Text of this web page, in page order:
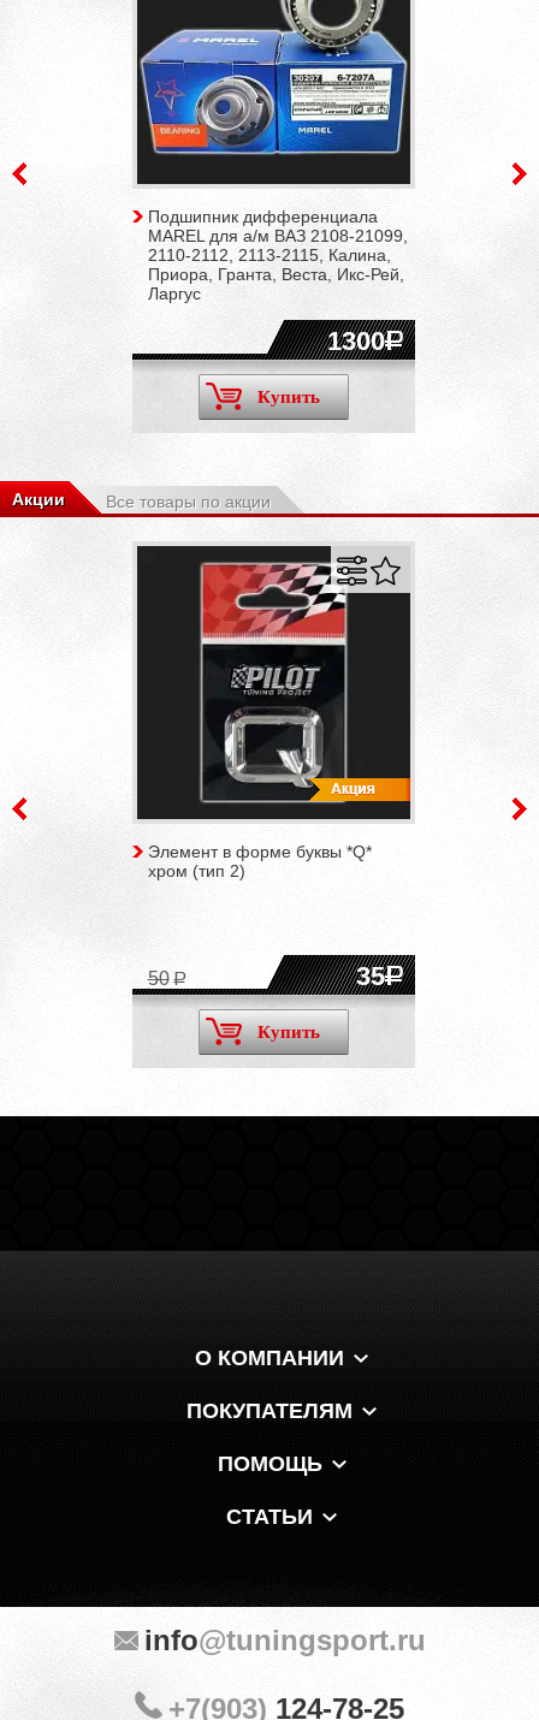
Подшипник дифференциала
MAREL для а/м ВАЗ 2108-21099,
2110-2112, 2113-2115, Калина,
Приора, Гранта, Веста, Икс-Рей,
Ларгус
1300
Купить
Акции Все товары по акции
Элемент в форме буквы *Q*
хром (тип 2)
35
50
Купить
О КОМПАНИИ
ПОКУПАТЕЛЯМ
ПОМОЩЬ
СТАТЬИ
info@tuningsport.ru
+7(903) 124-78-25